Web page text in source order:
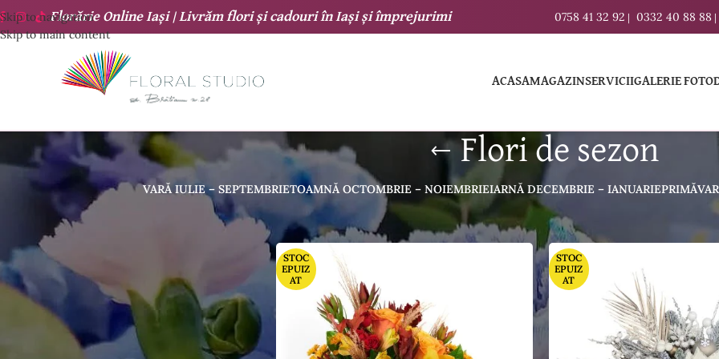
Skip to navigation
Skip to main content
Florărie Online Iași | Livrăm flori și cadouri în Iași și împrejurimi 0758 41 32 92 | 0332 40 88 88 |
ACASAMAGAZINSERVICIIGALERIE FOTO
Flori de sezon
VARĂ IULIE – SEPTEMBRIETOAMNĂ OCTOMBRIE – NOIEMBRIEIARNĂ DECEMBRIE – IANUARIE
COȘ CUMPARATURI
Nu ai niciun produs în coș.
STOC
EPUIZ
AT
STOC
EPUIZ
AT